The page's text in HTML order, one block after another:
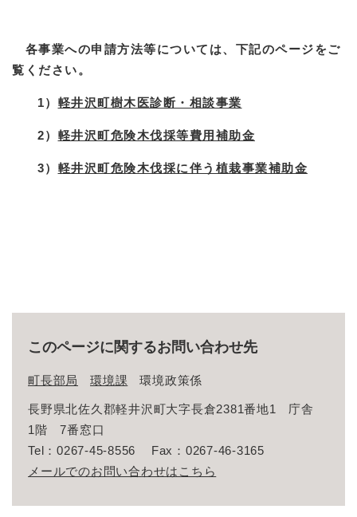
各事業への申請方法等については、下記のページをご
覧ください。
1） 軽井沢町樹木医診断・相談事業
2） 軽井沢町危険木伐採等費用補助金
3） 軽井沢町危険木伐採に伴う植栽事業補助金
このページに関するお問い合わせ先
町長部局 環境課 環境政策係
長野県北佐久郡軽井沢町大字長倉2381番地1 庁舎
1階 7番窓口
Tel：0267-45-8556
Fax：0267-46-3165
メールでのお問い合わせはこちら